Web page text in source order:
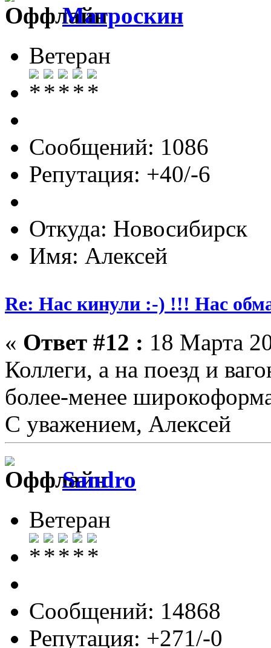
Матроскин
Ветеран
Сообщений: 1086
Репутация: +40/-6
Откуда: Новосибирск
Имя: Алексей
Re: Нас кинули :-) !!! Нас
« Ответ #12 : 18 Марта
Коллеги, а на поезд и
более-менее
С уважением, Алексей
Sandro
Ветеран
Сообщений: 14868
Репутация: +271/-0